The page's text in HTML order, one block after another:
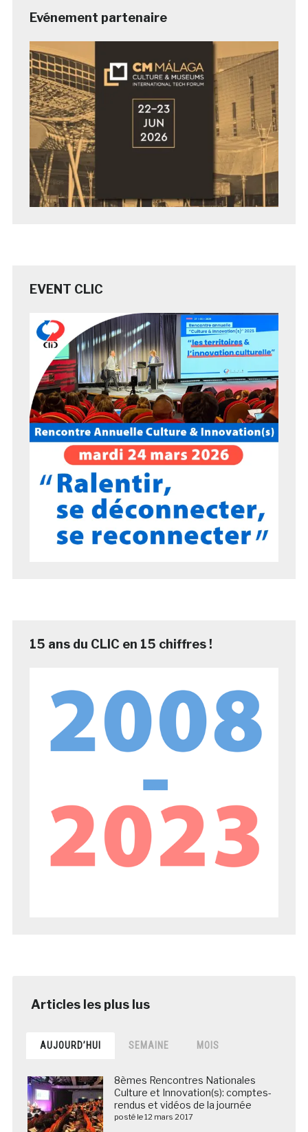
Evénement partenaire
EVENT CLIC
15 ans du CLIC en 15 chiffres !
AUJOURD’HUI SEMAINE MOIS
8èmes Rencontres Nationales
Culture et Innovation(s): comptes-
rendus et vidéos de la journée
posté le 12 mars 2017